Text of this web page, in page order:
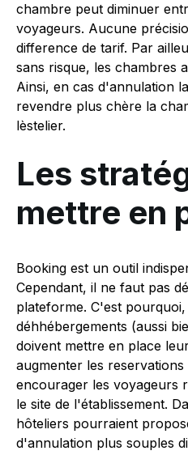
chambre peut diminuer
voyageurs. Aucune
difference de tarif. Par
sans risque, les chambres
Ainsi, en cas d'annulation
revendre plus chère la
lèstelier.
Les
mettre en
Booking est un outil
Cependant, il ne faut pas
plateforme. C'est
déhhébergements (aussi
doivent mettre en place
augmenter les
encourager les voyageurs
le site de l'établissement.
hôteliers pourraient
d'annulation plus souples